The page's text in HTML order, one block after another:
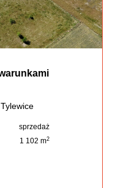
sprzedaż
1 102 m2